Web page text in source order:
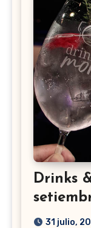
Drinks
31 julio,